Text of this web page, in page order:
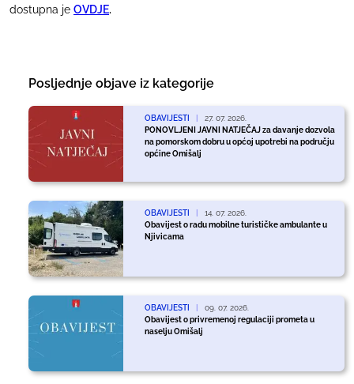
dostupna je OVDJE.
Posljednje objave iz kategorije
OBAVIJESTI |
27. 07. 2026.
PONOVLJENI JAVNI NATJEČAJ za davanje dozvola
na pomorskom dobru u općoj upotrebi na području
općine Omišalj
OBAVIJESTI |
14. 07. 2026.
Obavijest o radu mobilne turističke ambulante u
Njivicama
OBAVIJESTI |
09. 07. 2026.
Obavijest o privremenoj regulaciji prometa u
naselju Omišalj